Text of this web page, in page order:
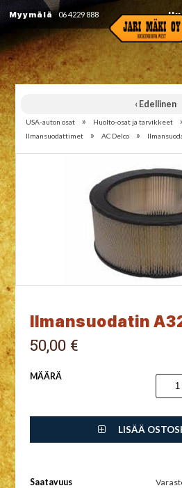
Myymälä 06 4229 888
‹ Edellinen
USA-auton osat » Huolto-osat ja tarvikkeet
Ilmansuodattimet » AC Delco »
Ilmansuodatin
50,00 €
MÄÄRÄ
LISÄÄ
Saatavuus